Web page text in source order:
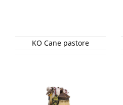
KO Cane pastore